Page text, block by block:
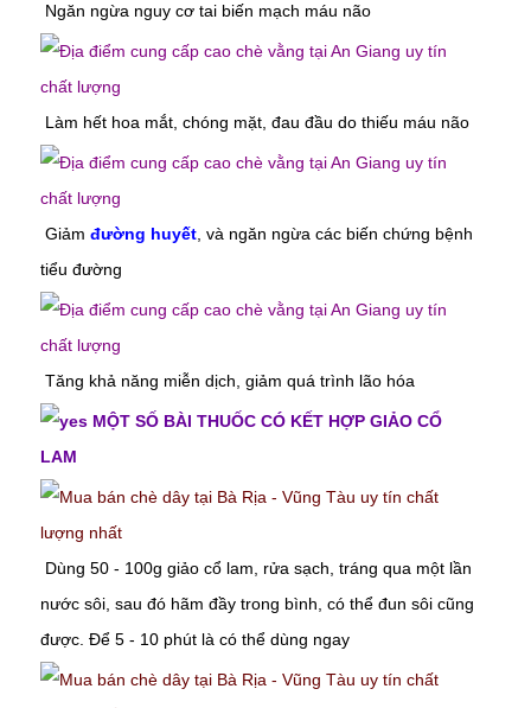
Ngăn ngừa nguy cơ tai biến mạch máu não
Làm hết hoa mắt, chóng mặt, đau đầu do thiếu máu não
Giảm đường huyết , và ngăn ngừa các biến chứng bệnh
tiểu đường
Tăng khả năng miễn dịch, giảm quá trình lão hóa
MỘT SỐ BÀI THUỐC CÓ KẾT HỢP GIẢO CỔ
LAM
Dùng 50 - 100g giảo cổ lam, rửa sạch, tráng qua một lần
nước sôi, sau đó hãm đầy trong bình, có thể đun sôi cũng
được. Để 5 - 10 phút là có thể dùng ngay